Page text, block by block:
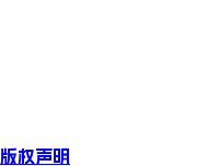
版权声明